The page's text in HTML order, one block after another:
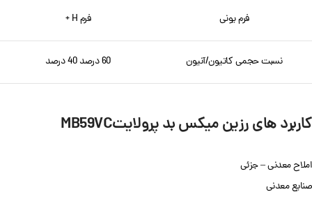
فرم یونی فرم H +
نسبت حجمی کاتیون/آنیون 60 درصد 40 درصد
کاربرد های رزین میکس بد پرولایتMB59VC
املاح معدنی – جزئی
صنایع معدنی